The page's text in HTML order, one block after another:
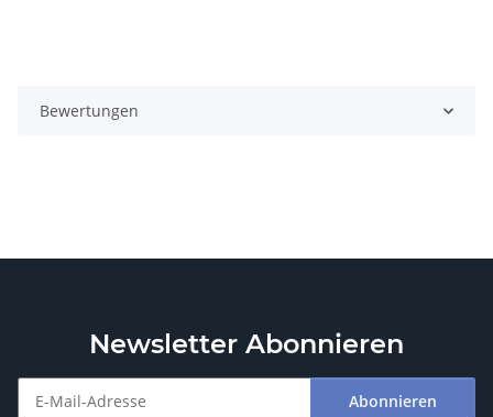
Bewertungen
Newsletter Abonnieren
Abonnieren